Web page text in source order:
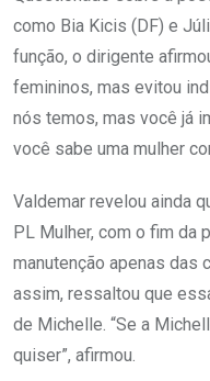
como Bia Kicis (DF) e
função, o dirigente
femininos, mas evitou
nós temos, mas você já
você sabe uma mulher
Valdemar revelou ainda
PL Mulher, com o fim da
manutenção apenas das
assim, ressaltou que
de Michelle. “Se a
quiser”, afirmou.